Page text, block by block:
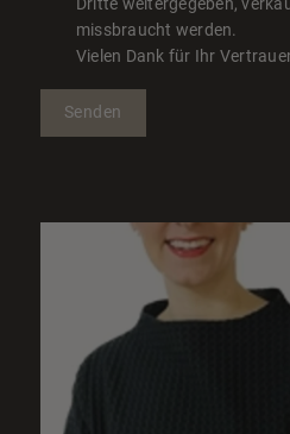
Dritte weitergegeben,
missbraucht werden.
Vielen Dank für Ihr
Senden